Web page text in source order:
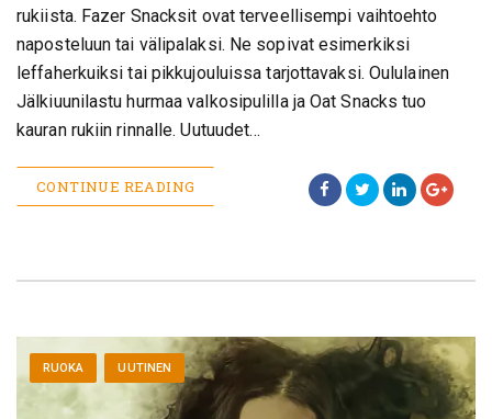
rukiista. Fazer Snacksit ovat terveellisempi vaihtoehto
naposteluun tai välipalaksi. Ne sopivat esimerkiksi
leffaherkuiksi tai pikkujouluissa tarjottavaksi. Oululainen
Jälkiuunilastu hurmaa valkosipulilla ja Oat Snacks tuo
kauran rukiin rinnalle. Uutuudet…
CONTINUE READING
RUOKA UUTINEN